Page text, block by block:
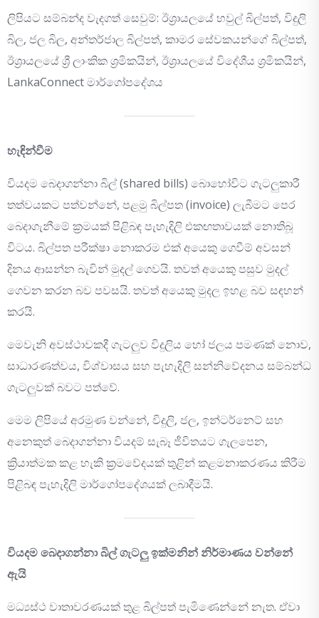
ලිපියට සම්බන්ද වැදගත් සෙවුම්: ඊශ්‍රායලයේ හවුල් බිල්පත්, විදුලි
බිල, ජල බිල, අන්තර්ජාල බිල්පත්, කාමර සේවකයන්ගේ බිල්පත්,
ඊශ්‍රායලයේ ශ්‍රී ලාංකික ශ්‍රමිකයින්, ඊශ්‍රායලයේ විදේශීය ශ්‍රමිකයින්,
LankaConnect මාර්ගෝපදේශය
හැඳින්වීම
වියදම බෙදාගන්නා බිල් (shared bills) බොහෝවිට ගැටලුකාරී
තත්වයකට පත්වන්නේ, පළමු බිල්පත (invoice) ලැබීමට පෙර
බෙදාගැනීමේ ක්‍රමයක් පිළිබඳ පැහැදිලි එකඟතාවයක් නොතිබූ
විටය. බිල්පත පරීක්ෂා නොකරම එක් අයෙකු ගෙවීම් අවසන්
දිනය ආසන්න බැවින් මුදල් ගෙවයි. තවත් අයෙකු පසුව මුදල්
ගෙවන කරන බව පවසයි. තවත් අයෙකු මුදල ඉහළ බව සඳහන්
කරයි.
මෙවැනි අවස්ථාවකදී ගැටලුව විදුලිය හෝ ජලය පමණක් නොව,
සාධාරණත්වය, විශ්වාසය සහ පැහැදිලි සන්නිවේදනය සම්බන්ධ
ගැටලුවක් බවට පත්වේ.
මෙම ලිපියේ අරමුණ වන්නේ, විදුලි, ජල, ඉන්ටර්නෙට් සහ
අනෙකුත් බෙදාගන්නා වියදම් සැබෑ ජීවිතයට ගැලපෙන,
ක්‍රියාත්මක කළ හැකි ක්‍රමවේදයක් තුළින් කළමනාකරණය කිරීම
පිළිබඳ පැහැදිලි මාර්ගෝපදේශයක් ලබාදීමයි.
වියදම බෙදාගන්නා බිල් ගැටලු ඉක්මනින් නිර්මාණය වන්නේ
ඇයි
මධ්‍යස්ථ වාතාවරණයක් තුළ බිල්පත් පැමිණෙන්නේ නැත. ඒවා